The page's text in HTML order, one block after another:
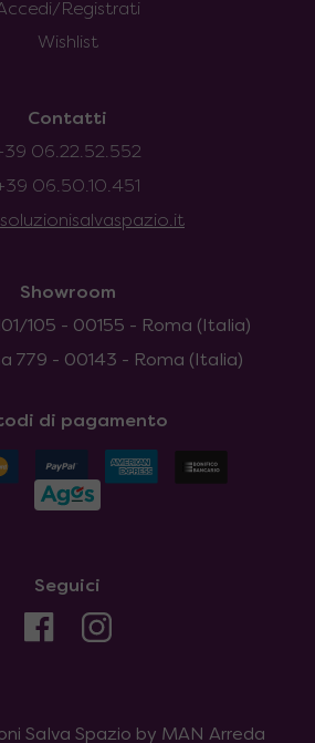
Registrati
Wishlist
Contatti
06.22.52.552
06.50.10.451
Showroom
105 - 00155 - Roma (Italia)
779 - 00143 - Roma (Italia)
di pagamento
Seguici
Salva Spazio by MAN Arreda